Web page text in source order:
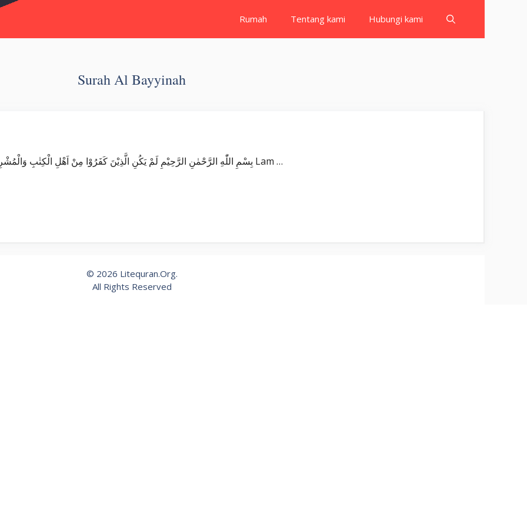
Rumah Tentang kami Hubungi kami
Surah Al Bayyinah
Surat Al Bayyinah بِسْمِ اللّٰهِ الرَّحْمٰنِ الرَّحِيْمِ لَمْ يَكُنِ الَّذِيْنَ كَفَرُوْا مِنْ اَهْلِ الْكِتٰبِ وَالْمُشْرِكِيْنَ مُنْفَكِّيْنَ حَتّٰى تَأْتِيَهُمُ الْبَيِّنَةُۙ Lam …
© 2026 Litequran.Org.
All Rights Reserved